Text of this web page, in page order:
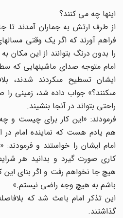
اینها چه می ‏کنند؟
از طرف ارتش به جماران آمدند تا
فراهم آورند که اگر یک وقتى
را بدون درنگ بتوانند از این مکان
امام متوجه صداى ماشینهایى که
ایشان تسطیح مى‏کردند شدند،
مى‏کنند؟» جواب داده شد، زمینى را
راحتى بتواند در آنجا بنشیند.
فرمودند: «این کار براى‏ چیست و
هم یادم هست که نماینده امام در
امام ایشان را خواستند و
کارى صورت گیرد و بدانید هر
هیچ جا نخواهم رفت و اگر بناى این
باشم به هیچ وجه راضى نیستم.»
این تذکر امام باعث ‏شد که
گذاشتند.